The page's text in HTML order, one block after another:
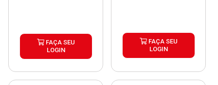
FAÇA SEU
LOGIN
FAÇA SEU
LOGIN